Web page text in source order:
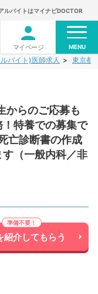
ルバイトはマイナビDOCTOR
マイページ MENU
バイト)医師求人 東京都
からのご応募も
特養での募集で
亡診断書の作成
（一般内科／非
紹介してもらう